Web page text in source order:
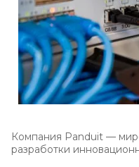
Компания Panduit —
разработки